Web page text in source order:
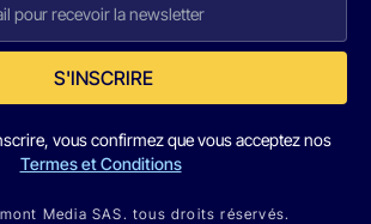
S'INSCRIRE
vous confirmez que vous acceptez nos
Termes et Conditions
Media SAS. tous droits réservés.